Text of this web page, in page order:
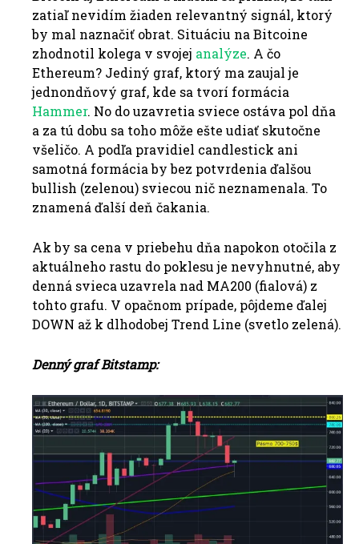
zatiaľ nevidím žiaden relevantný signál, ktorý
by mal naznačiť obrat. Situáciu na Bitcoine
zhodnotil kolega v svojej analýze. A čo
Ethereum? Jediný graf, ktorý ma zaujal je
jednondňový graf, kde sa tvorí formácia
Hammer. No do uzavretia sviece ostáva pol dňa
a za tú dobu sa toho môže ešte udiať skutočne
všeličo. A podľa pravidiel candlestick ani
samotná formácia by bez potvrdenia ďalšou
bullish (zelenou) sviecou nič neznamenala. To
znamená ďalší deň čakania.
Ak by sa cena v priebehu dňa napokon otočila z
aktuálneho rastu do poklesu je nevyhnutné, aby
denná svieca uzavrela nad MA200 (fialová) z
tohto grafu. V opačnom prípade, pôjdeme ďalej
DOWN až k dlhodobej Trend Line (svetlo zelená).
Denný graf Bitstamp: